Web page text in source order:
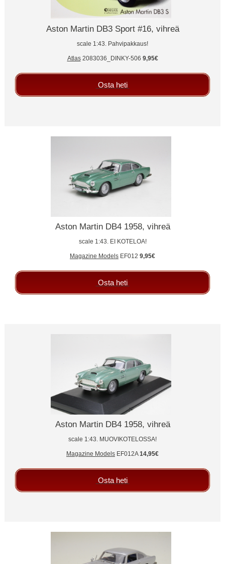
Aston Martin DB3 Sport #16, vihreä
scale 1:43. Pahvipakkaus!
Atlas2083036_DINKY-506 9,95€
Osta heti
Aston Martin DB4 1958, vihreä
scale 1:43. EI KOTELOA!
Magazine Models EF012 9,95€
Osta heti
Aston Martin DB4 1958, vihreä
scale 1:43. MUOVIKOTELOSSA!
Magazine Models EF012A14,95€
Osta heti